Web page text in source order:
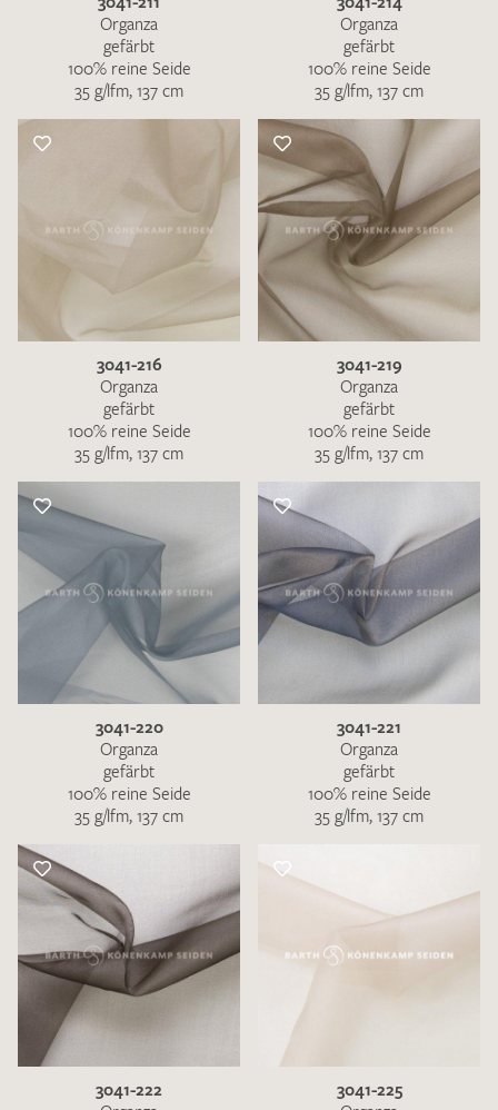
Organza
gefärbt
100% reine Seide
35 g/lfm, 137 cm
Organza
gefärbt
100% reine Seide
35 g/lfm, 137 cm
3041-216
Organza
gefärbt
100% reine Seide
35 g/lfm, 137 cm
3041-219
Organza
gefärbt
100% reine Seide
35 g/lfm, 137 cm
3041-220
Organza
gefärbt
100% reine Seide
35 g/lfm, 137 cm
3041-221
Organza
gefärbt
100% reine Seide
35 g/lfm, 137 cm
3041-222
3041-225